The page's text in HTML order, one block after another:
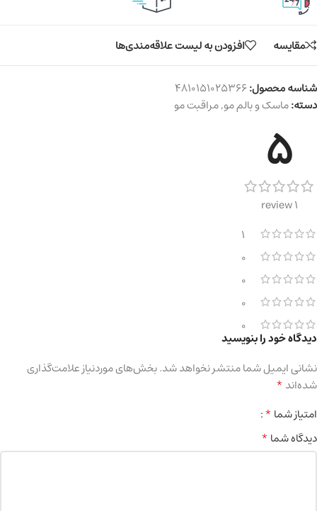
مقایسه افزودن به لیست علاقه‌مندی‌ها
شناسه محصول:4810151025366
دسته:ماسک و بالم مو,مراقبت مو
5
1 review
1
0
0
0
0
دیدگاه خود را بنویسید
نشانی ایمیل شما منتشر نخواهد شد.بخش‌های موردنیاز علامت‌گذاری
شده‌اند*
امتیاز شما*
دیدگاه شما*